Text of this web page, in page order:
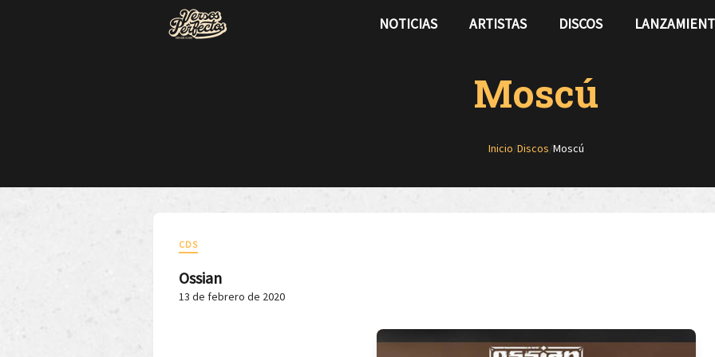
NOTICIAS ARTISTAS DISCOS
Moscú
Inicio/Discos/Moscú
CDS
Ossian
13 de febrero de 2020